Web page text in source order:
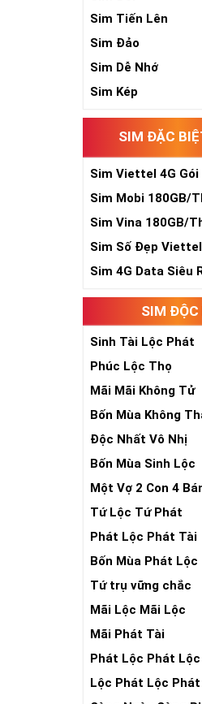
Sim Tiến Lên
Sim Đảo
Sim Dễ Nhớ
Sim Kép
SIM ĐẶC
Sim Viettel 4G Gói
Siêu Rẻ
Sim Mobi 180GB/
TK159
Sim Vina 180GB/
Sim Số Đẹp
Sim 4G Data Siêu
SIM ĐỘC
Sinh Tài Lộc Phát
Phúc Lộc Thọ
Mãi Mãi Không Tử
Bốn Mùa Không
Độc Nhất Vô Nhị
Bốn Mùa Sinh Lộc
Một Vợ 2 Con 4
Tứ Lộc Tứ Phát
Phát Lộc Phát Tài
Bốn Mùa Phát Lộc
Tứ trụ vững chắc
Mãi Lộc Mãi Lộc
Mãi Phát Tài
Phát Lộc Phát Lộc
Lộc Phát Lộc Phát